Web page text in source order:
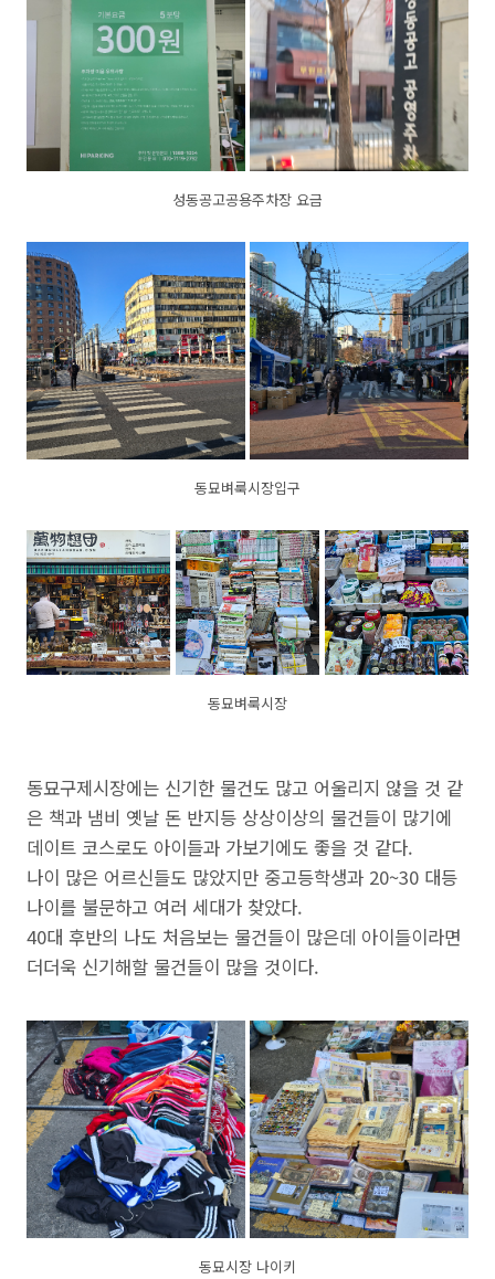
성동공고공용주차장 요금
동묘벼룩시장입구
동묘벼룩시장
동묘구제시장에는 신기한 물건도 많고 어울리지 않을 것 같
은 책과 냄비 옛날 돈 반지등 상상이상의 물건들이 많기에
데이트 코스로도 아이들과 가보기에도 좋을 것 같다.
나이 많은 어르신들도 많았지만 중고등학생과 20~30 대등
나이를 불문하고 여러 세대가 찾았다.
40대 후반의 나도 처음보는 물건들이 많은데 아이들이라면
더더욱 신기해할 물건들이 많을 것이다.
동묘시장 나이키